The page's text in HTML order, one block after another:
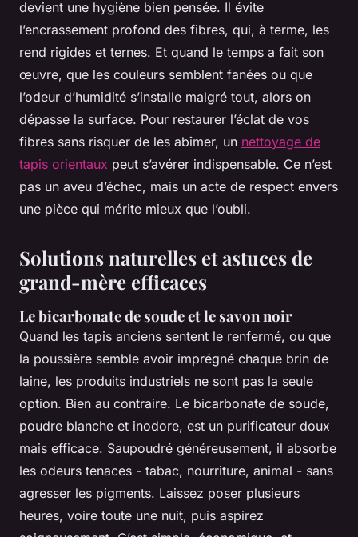
devient une hygiène bien pensée. Il évite
l’encrassement profond des fibres, qui, à terme, les
rend rigides et ternes. Et quand le temps a fait son
œuvre, que les couleurs semblent fanées ou que
l’odeur d’humidité s’installe malgré tout, alors on
dépasse la surface. Pour restaurer l’éclat de vos
fibres sans risquer de les abîmer, un nettoyage de
tapis orientaux peut s’avérer indispensable. Ce n’est
pas un aveu d’échec, mais un acte de respect envers
une pièce qui mérite mieux que l’oubli.
Solutions naturelles et astuces de
grand-mère efficaces
Le bicarbonate de soude et le savon noir
Quand les tapis anciens sentent le renfermé, ou que
la poussière semble avoir imprégné chaque brin de
laine, les produits industriels ne sont pas la seule
option. Bien au contraire. Le bicarbonate de soude,
poudre blanche et inodore, est un purificateur doux
mais efficace. Saupoudré généreusement, il absorbe
les odeurs tenaces - tabac, nourriture, animal - sans
agresser les pigments. Laissez poser plusieurs
heures, voire toute une nuit, puis aspirez